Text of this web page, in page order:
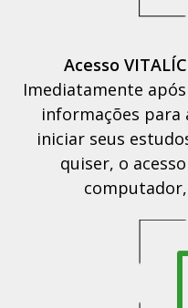
Acesso
Imediatamente
informações para
iniciar seus
quiser, o